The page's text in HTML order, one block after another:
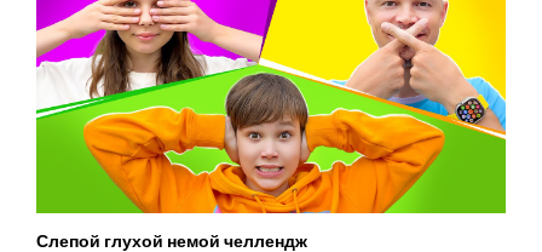
Слепой глухой немой челлендж